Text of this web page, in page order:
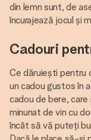
din lemn sunt, de
încurajează jocul și
Cadouri
Ce dăruiești pentru
un cadou gustos în
cadou de bere, care
minunat de vin cu
încât să vă puteți